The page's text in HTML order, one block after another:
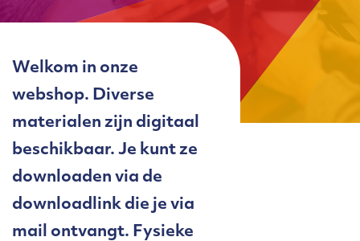
Welkom in onze
webshop. Diverse
materialen zijn digitaal
beschikbaar. Je kunt ze
downloaden via de
downloadlink die je via
mail ontvangt. Fysieke